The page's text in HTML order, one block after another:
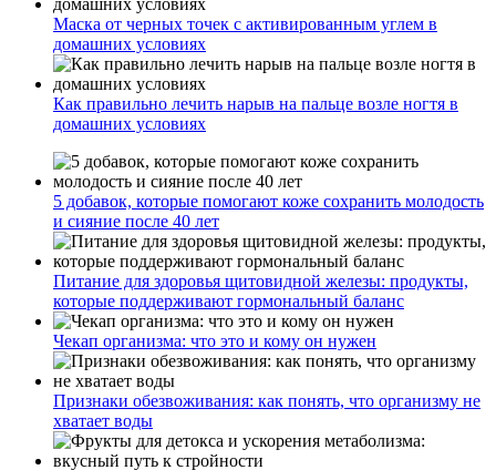
Маска от черных точек с активированным углем в
домашних условиях
Как правильно лечить нарыв на пальце возле ногтя в
домашних условиях
5 добавок, которые помогают коже сохранить молодость
и сияние после 40 лет
Питание для здоровья щитовидной железы: продукты,
которые поддерживают гормональный баланс
Чекап организма: что это и кому он нужен
Признаки обезвоживания: как понять, что организму не
хватает воды